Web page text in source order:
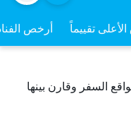
الأعلى تقييماً أرخص
السفر وقارن بينها